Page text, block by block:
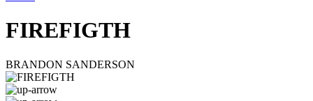
FIREFIGTH
BRANDON SANDERSON